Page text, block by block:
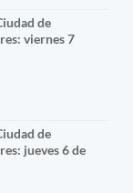
de
viernes 7
de
jueves 6 de